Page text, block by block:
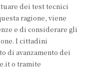
dei test tecnici
ragione, viene
e di considerare gli
I cittadini
di avanzamento dei
o tramite